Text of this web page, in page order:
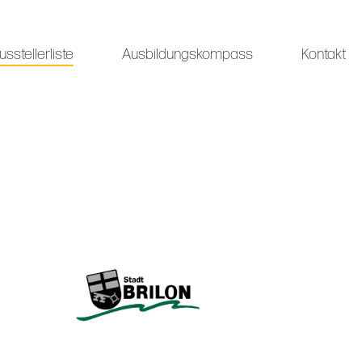
Ausbildungskompass Kontakt